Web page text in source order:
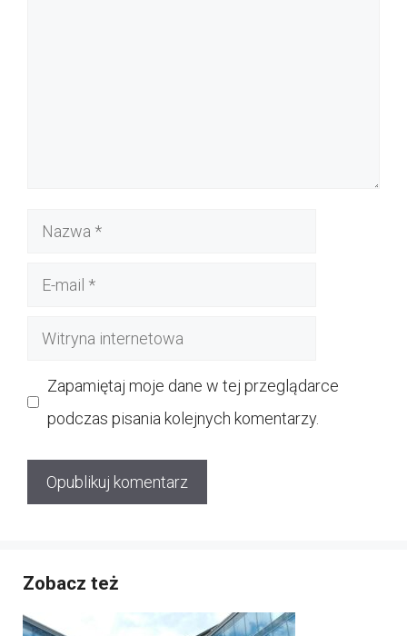
Nazwa
Witryna
Zapamiętaj moje dane w tej przeglądarce
podczas pisania kolejnych komentarzy.
Zobacz też